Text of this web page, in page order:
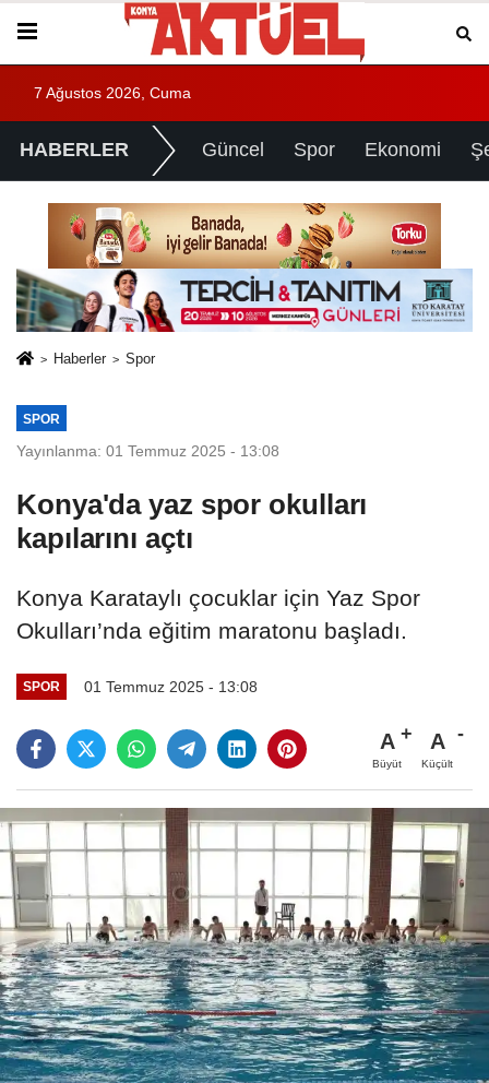
7 Ağustos 2026, Cuma
HABERLER Güncel Spor Ekonomi
Haberler Spor
SPOR
Yayınlanma: 01 Temmuz 2025 - 13:08
Konya'da yaz spor okulları
kapılarını açtı
Konya Karataylı çocuklar için Yaz Spor
Okulları’nda eğitim maratonu başladı.
SPOR 01 Temmuz 2025 - 13:08
A
Büyüt
A
Küçült